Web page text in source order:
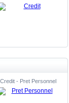
Credit - Pret Personnel